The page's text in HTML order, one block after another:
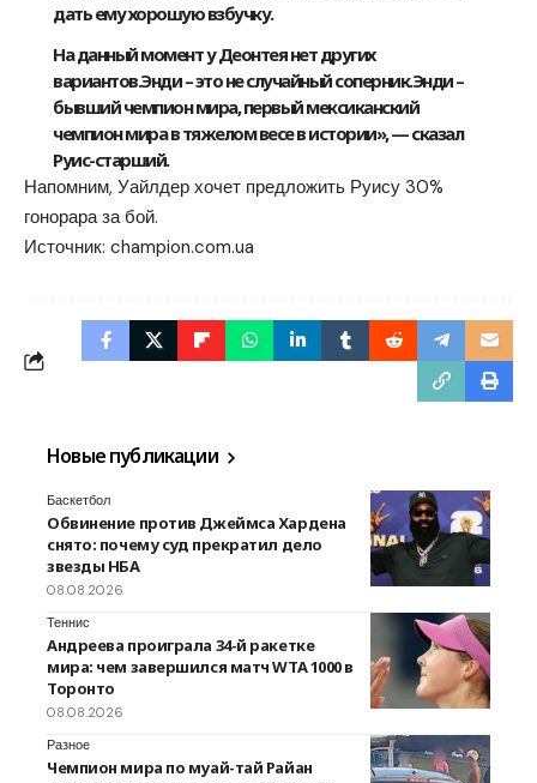
дать ему хорошую взбучку.
На данный момент у Деонтея нет других
вариантов.Энди – это не случайный соперник.Энди –
бывший чемпион мира, первый мексиканский
чемпион мира в тяжелом весе в истории», — сказал
Руис-старший.
Напомним, Уайлдер хочет предложить Руису 30%
гонорара за бой.
Источник: champion.com.ua
Новые публикации
Баскетбол
Обвинение против Джеймса Хардена
снято: почему суд прекратил дело
звезды НБА
08.08.2026
Теннис
Андреева проиграла 34-й ракетке
мира: чем завершился матч WTA 1000 в
Торонто
08.08.2026
Разное
Чемпион мира по муай-тай Райан